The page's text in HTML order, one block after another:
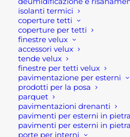
isolanti termici
coperture tetti
coperture per tetti
finestre velux
accessori velux
tende velux
finestre per tetti velux
pavimentazione per esterni
prodotti per la posa
parquet
pavimentazioni drenanti
pavimenti per esterni in
pavimenti per esterni in
porte per interni
VASO TONDO MAXIME SET 2
127,00€
Questo
prodotto
ha
più
varianti.
Le
opzioni
possono